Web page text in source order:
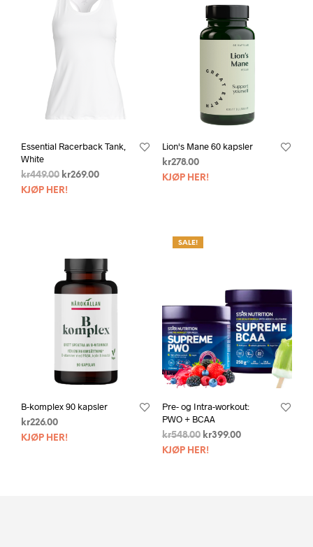
Essential Racerback Tank,
White
kr449.00 kr269.00
KJØP HER!
Lion's Mane 60 kapsler
kr278.00
KJØP HER!
B-komplex 90 kapsler
kr226.00
KJØP HER!
SALE!
Pre- og Intra-workout:
PWO + BCAA
kr548.00 kr399.00
KJØP HER!